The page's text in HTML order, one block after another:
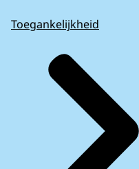
Toegankelijkheid